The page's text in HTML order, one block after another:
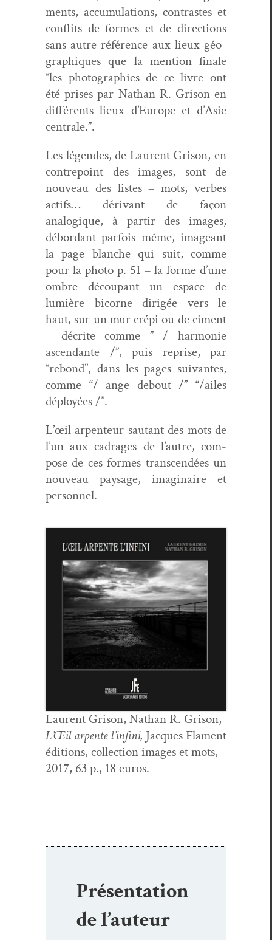
ments, accu­mu­la­tions, con­trastes et
con­flits de formes et de direc­tions
sans autre référence aux lieux géo­
graphiques que la men­tion finale
“les pho­togra­phies de ce livre ont
été pris­es par Nathan R. Gri­son en
dif­férents lieux d’Eu­rope et d’Asie
centrale.”.
Les légen­des, de Lau­rent Gri­son, en
con­tre­point des images, sont de
nou­veau des listes – mots, verbes
act­ifs… déri­vant de façon
analogique, à par­tir des images,
débor­dant par­fois même, imageant
la page blanche qui suit, comme
pour la pho­to p. 51 – la forme d’une
ombre découpant un espace de
lumière bicorne dirigée vers le
haut, sur un mur crépi ou de ciment
– décrite comme ” / har­monie
ascen­dante /”, puis reprise, par
“rebond”, dans les pages suiv­antes,
comme “/ ange debout /” “/ailes
déployées /”.
L’œil arpen­teur sautant des mots de
l’un aux cadrages de l’autre, com­
pose de ces formes tran­scendées un
nou­veau paysage, imag­i­naire et
personnel.
Lau­rent Gri­son, Nathan R. Gri­son,
L’Œil arpente l’in­fi­ni, Jacques Fla­ment
édi­tions, col­lec­tion images et mots,
2017, 63 p., 18 euros.
Présentation
de l’auteur